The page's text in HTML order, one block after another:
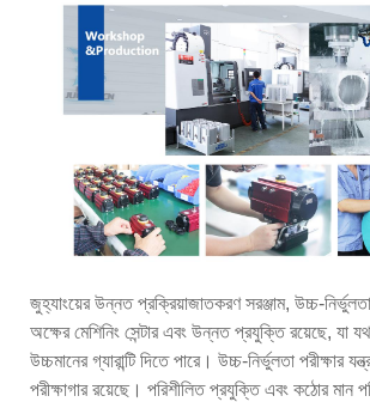
জুহ্যাংয়ের উন্নত প্রক্রিয়াজাতকরণ সরঞ্জাম, উচ্চ-
অক্ষের মেশিনিং সেন্টার এবং উন্নত প্রযুক্তি রয়েছে, যা
উচ্চমানের গ্যারান্টি দিতে পারে। উচ্চ-নির্ভুলতা পরীক্ষার
পরীক্ষাগার রয়েছে। পরিশীলিত প্রযুক্তি এবং কঠোর মান